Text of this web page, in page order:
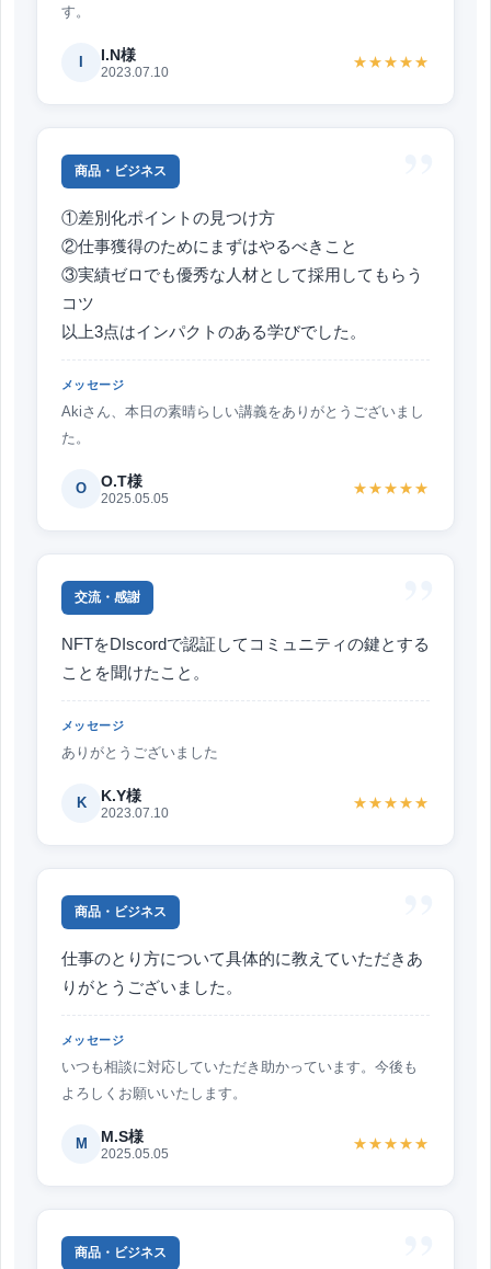
す。
I.N様
2023.07.10
★★★★★
商品・ビジネス
①差別化ポイントの見つけ方
②仕事獲得のためにまずはやるべきこと
③実績ゼロでも優秀な人材として採用してもらう
コツ
以上3点はインパクトのある学びでした。
メッセージ
Akiさん、本日の素晴らしい講義をありがとうございまし
た。
O O.T様
2025.05.05
★★★★★
交流・感謝
NFTをDIscordで認証してコミュニティの鍵とする
ことを聞けたこと。
メッセージ
ありがとうございました
K K.Y様
2023.07.10
★★★★★
商品・ビジネス
仕事のとり方について具体的に教えていただきあ
りがとうございました。
メッセージ
いつも相談に対応していただき助かっています。今後も
よろしくお願いいたします。
M M.S様
2025.05.05
★★★★★
商品・ビジネス